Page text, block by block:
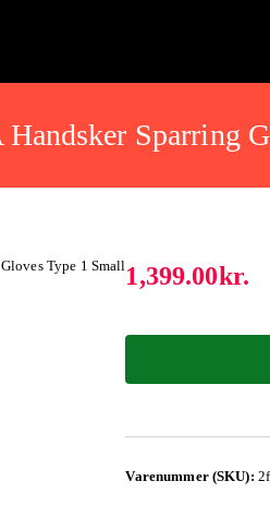
Sparring
1,399.00kr.
Varenummer (SKU):